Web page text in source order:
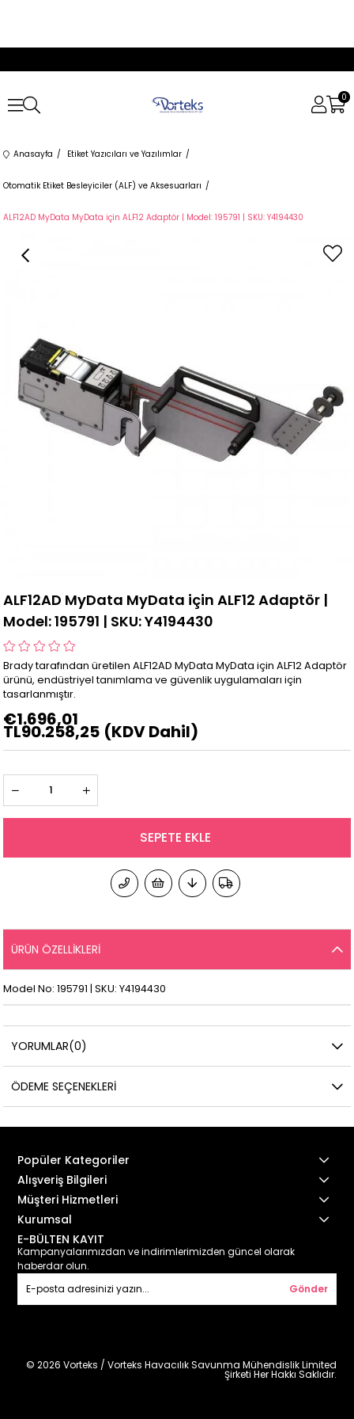
0
Anasayfa Etiket Yazıcıları ve Yazılımlar
Otomatik Etiket Besleyiciler (ALF) ve Aksesuarları
ALF12AD MyData MyData için ALF12 Adaptör | Model: 195791 | SKU: Y4194430
ALF12AD MyData MyData için ALF12 Adaptör |
Model: 195791 | SKU: Y4194430
Brady tarafından üretilen ALF12AD MyData MyData için ALF12 Adaptör
ürünü, endüstriyel tanımlama ve güvenlik uygulamaları için
tasarlanmıştır.
€1.696,01
TL90.258,25 (KDV Dahil)
ÜRÜN ÖZELLIKLERI
Model No: 195791 | SKU: Y4194430
YORUMLAR(0)
ÖDEME SEÇENEKLERI
Popüler Kategoriler
Alışveriş Bilgileri
Müşteri Hizmetleri
Kurumsal
E-BÜLTEN KAYIT
Kampanyalarımızdan ve indirimlerimizden güncel olarak
haberdar olun.
Gönder
© 2026 Vorteks / Vorteks Havacılık Savunma Mühendislik Limited
Şirketi Her Hakkı Saklıdır.